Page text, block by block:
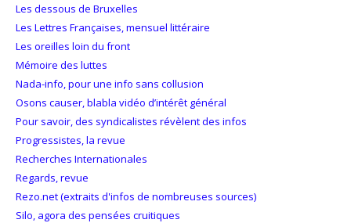
Les dessous de Bruxelles
Les Lettres Françaises, mensuel littéraire
Les oreilles loin du front
Mémoire des luttes
Nada-info, pour une info sans collusion
Osons causer, blabla vidéo d’intérêt général
Pour savoir, des syndicalistes révèlent des infos
Progressistes, la revue
Recherches Internationales
Regards, revue
Rezo.net (extraits d'infos de nombreuses sources)
Silo, agora des pensées cruitiques